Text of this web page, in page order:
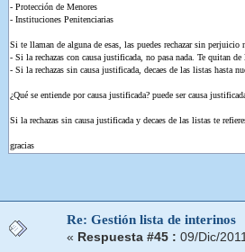
- Protección de Menores
- Instituciones Penitenciarias
Si te llaman de alguna de esas, las puedes rechazar sin
- Si la rechazas con causa justificada, no pasa nada. Te quitan
- Si la rechazas sin causa justificada, decaes de las listas hasta
¿Qué se entiende por causa justificada? puede ser causa
Si la rechazas sin causa justificada y decaes de las listas te
gracias
Re: Gestión lista de interinos
« Respuesta #45 : 09/Dic/